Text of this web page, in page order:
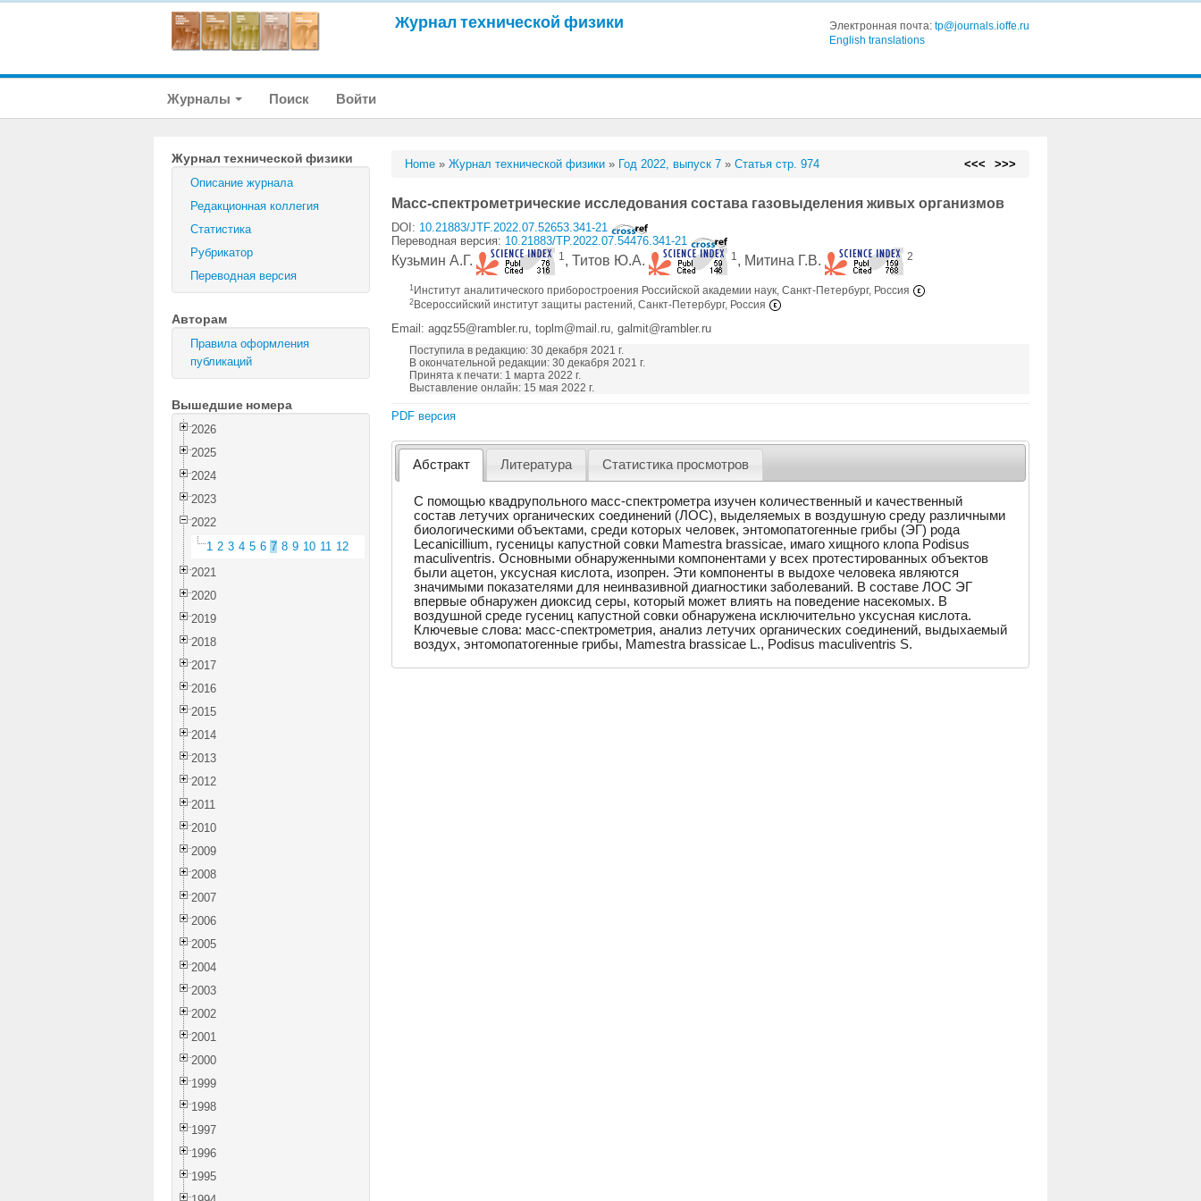
Журнал технической физики Электронная почта: tp@journals.ioffe.ru
English translations
Журналы Поиск Войти
Журнал технической физики
Описание журнала
Редакционная коллегия
Статистика
Рубрикатор
Переводная версия
Авторам
Правила оформления
публикаций
Вышедшие номера
2026
2025
2024
2023
2022
1 2 3 4 5 6 7 8 9 10 11 12
2021
2020
2019
2018
2017
2016
2015
2014
2013
2012
2011
2010
2009
2008
2007
2006
2005
2004
2003
2002
2001
2000
1999
1998
1997
1996
1995
Home »Журнал технической физики » Год 2022, выпуск 7 »Статья стр. 974 <<< >>>
Масс-спектрометрические исследования состава газовыделения живых организмов
DOI: 10.21883/JTF.2022.07.52653.341-21
Переводная версия: 10.21883/TP.2022.07.54476.341-21
Кузьмин А.Г. 1 , Титов Ю.А. 1 , Митина Г.В. 2
1 Институт аналитического приборостроения Российской академии наук, Санкт-Петербург, Россия
2 Всероссийский институт защиты растений, Санкт-Петербург, Россия
Email: agqz55@rambler.ru, toplm@mail.ru, galmit@rambler.ru
Поступила в редакцию: 30 декабря 2021 г.
В окончательной редакции: 30 декабря 2021 г.
Принята к печати: 1 марта 2022 г.
Выставление онлайн: 15 мая 2022 г.
PDF версия
Абстракт Литература Статистика просмотров
С помощью квадрупольного масс-спектрометра изучен количественный и качественный
состав летучих органических соединений (ЛОС), выделяемых в воздушную среду различными
биологическими объектами, среди которых человек, энтомопатогенные грибы (ЭГ) рода
Lecanicillium, гусеницы капустной совки Mamestra brassicae, имаго хищного клопа Podisus
maculiventris. Основными обнаруженными компонентами у всех протестированных объектов
были ацетон, уксусная кислота, изопрен. Эти компоненты в выдохе человека являются
значимыми показателями для неинвазивной диагностики заболеваний. В составе ЛОС ЭГ
впервые обнаружен диоксид серы, который может влиять на поведение насекомых. В
воздушной среде гусениц капустной совки обнаружена исключительно уксусная кислота.
Ключевые слова: масс-спектрометрия, анализ летучих органических соединений, выдыхаемый
воздух, энтомопатогенные грибы, Mamestra brassicae L., Podisus maculiventris S.